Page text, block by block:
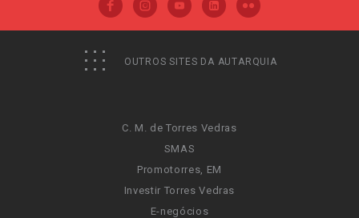
OUTROS SITES DA AUTARQUIA
C. M. de Torres Vedras
SMAS
Promotorres, EM
Investir Torres Vedras
E-negócios